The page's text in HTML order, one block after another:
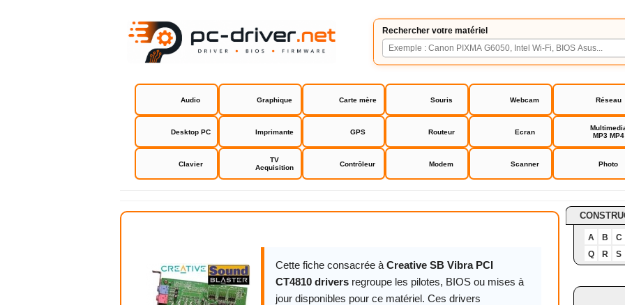
Rechercher votre matériel
Audio Graphique Carte mère Souris Webcam Réseau
Desktop PC Imprimante GPS Routeur Ecran
MP3 MP4
Clavier
TV
Acquisition
Contrôleur Modem Scanner Photo
Creative SB Vibra PCI CT4810 drivers
Cette fiche consacrée à Creative SB Vibra PCI
CT4810 drivers regroupe les pilotes, BIOS ou mises à
jour disponibles pour ce matériel. Ces drivers
A B
C
Q
R S